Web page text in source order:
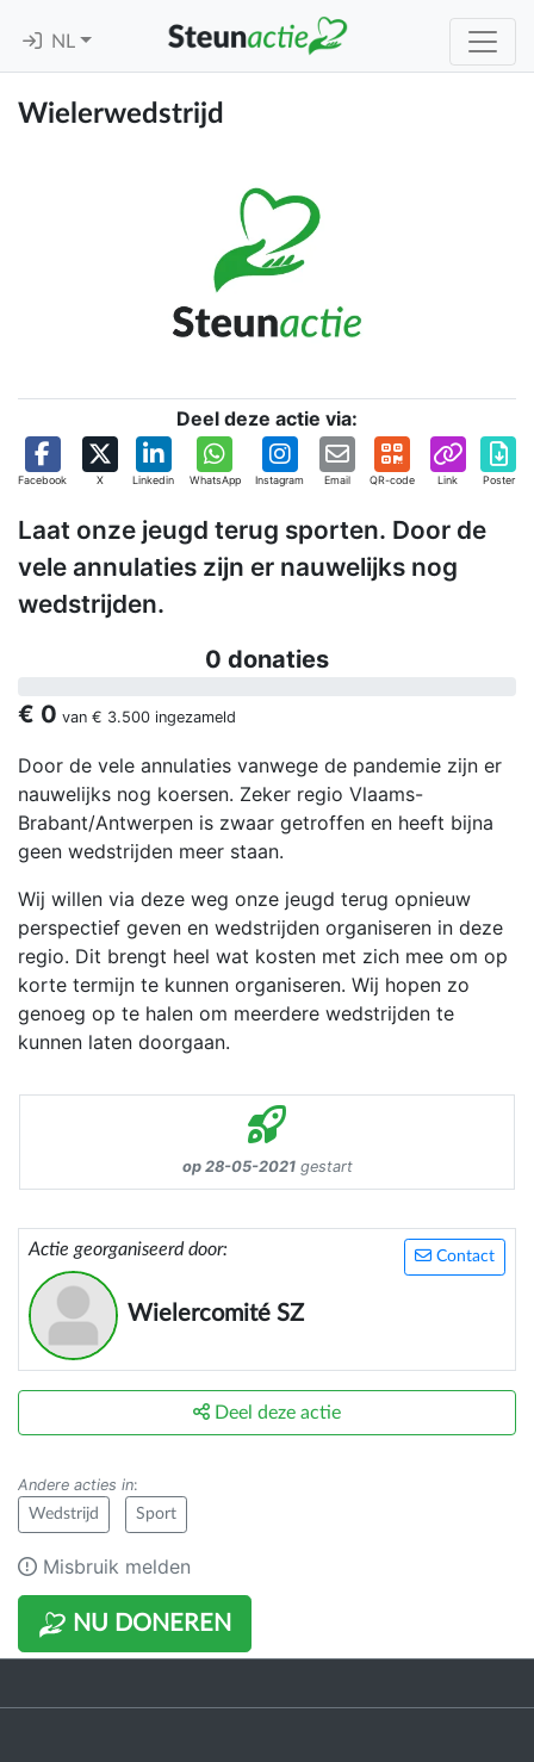
NL
Wielerwedstrijd
Deel deze actie via:
Facebook X Linkedin WhatsApp Instagram Email QR-code Link Poster
Laat onze jeugd terug sporten. Door de
vele annulaties zijn er nauwelijks nog
wedstrijden.
0 donaties
€ 0 van € 3.500 ingezameld
Door de vele annulaties vanwege de pandemie zijn er
nauwelijks nog koersen. Zeker regio Vlaams-
Brabant/Antwerpen is zwaar getroffen en heeft bijna
geen wedstrijden meer staan.
Wij willen via deze weg onze jeugd terug opnieuw
perspectief geven en wedstrijden organiseren in deze
regio. Dit brengt heel wat kosten met zich mee om op
korte termijn te kunnen organiseren. Wij hopen zo
genoeg op te halen om meerdere wedstrijden te
kunnen laten doorgaan.
op 28-05-2021gestart
Contact
Actie georganiseerd door:
Wielercomité SZ
NU DONEREN
Deel deze actie
Andere acties in:
Wedstrijd Sport
Misbruik melden